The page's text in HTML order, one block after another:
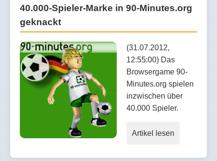
40.000-Spieler-Marke in 90-Minutes.org
geknackt
(31.07.2012,
12:55:00) Das
Browsergame 90-
Minutes.org spielen
inzwischen über
40.000 Spieler.
Artikel lesen